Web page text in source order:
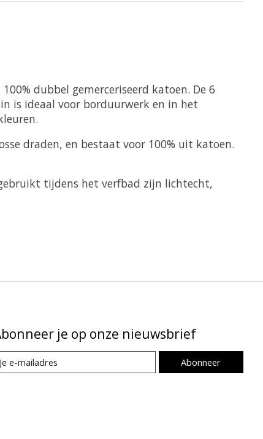
dubbel gemerceriseerd katoen. De 6
is ideaal voor borduurwerk en in het
draden, en bestaat voor 100% uit katoen.
tijdens het verfbad zijn lichtecht,
je op onze nieuwsbrief
Abonneer